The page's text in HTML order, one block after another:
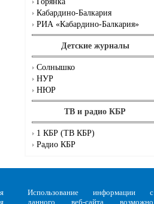
Кабардино-Балкария
РИА «Кабардино-Балкария»
Детские журналы
Солнышко
НУР
НЮР
ТВ и радио КБР
1 КБР (ТВ КБР)
Радио КБР
Использование информации с
данного веб-сайта возможно